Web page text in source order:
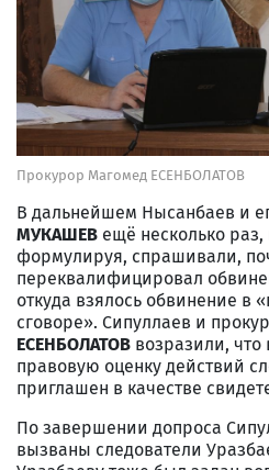
Прокурор Магомед ЕСЕНБОЛАТОВ
В дальнейшем Нысанбаев и
МУКАШЕВ ещё несколько
формулируя, спрашивали,
переквалифицировал
откуда взялось обвинение в
сговоре». Сипуллаев и
ЕСЕНБОЛАТОВ возразили, что
правовую оценку действий
приглашен в качестве
По завершении допроса
вызваны следователи